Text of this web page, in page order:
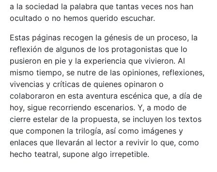
a la sociedad la palabra que tantas veces nos han
ocultado o no hemos querido escuchar.
Estas páginas recogen la génesis de un proceso, la
reflexión de algunos de los protagonistas que lo
pusieron en pie y la experiencia que vivieron. Al
mismo tiempo, se nutre de las opiniones, reflexiones,
vivencias y críticas de quienes opinaron o
colaboraron en esta aventura escénica que, a día de
hoy, sigue recorriendo escenarios. Y, a modo de
cierre estelar de la propuesta, se incluyen los textos
que componen la trilogía, así como imágenes y
enlaces que llevarán al lector a revivir lo que, como
hecho teatral, supone algo irrepetible.